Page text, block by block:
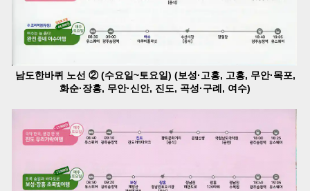
남도한바퀴 노선 ② (수요일~토요일) (보성·고흥, 고흥, 무안·목포,
화순·장흥, 무안·신안, 진도, 곡성·구례, 여수)